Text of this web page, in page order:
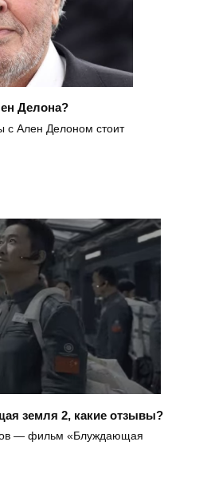
Делона?
с Ален Делоном стоит
земля 2, какие отзывы?
— фильм «Блуждающая